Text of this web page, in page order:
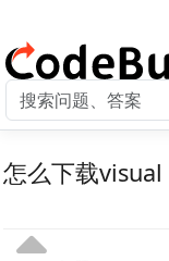
怎么下载visual